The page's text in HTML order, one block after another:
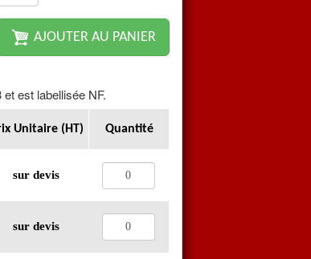
AJOUTER AU PANIER
est labellisée NF.
Unitaire (HT) Quantité
sur devis
sur devis